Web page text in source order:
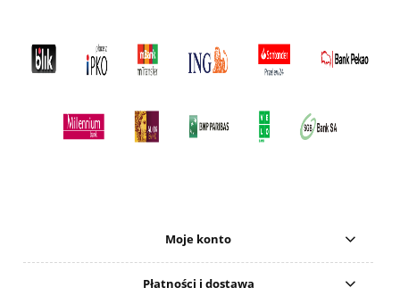
Moje konto
Płatności i dostawa